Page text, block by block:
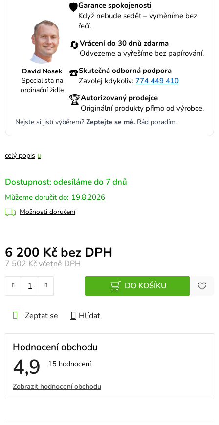
David Nosek
Specialista na
ordinační židle
🛡️Garance spokojenosti
Když nebude sedět – vyměníme bez
řečí.
🔄Vrácení do 30 dnů zdarma
Odvezeme a vyřešíme bez papírování.
☎️Skutečná odborná podpora
Zavolej kdykoliv: 774 449 410
🏆Autorizovaný prodejce
Originální produkty přímo od výrobce.
Nejste si jistí výběrem? Zeptejte se mě. Rád poradím.
celý popis
Dostupnost: odesíláme do 7 dnů
19.8.2026
Možnosti doručení
7 502 Kčvčetně DPH
6 200 Kč bez DPH
Měrná cena:
DO KOŠÍKU
Zeptat se Hlídat
Hodnocení obchodu
4,9 Průměrné
je
hvězdiček.
15 hodnocení
V
ý
p
Zobrazit hodnocení obchodu